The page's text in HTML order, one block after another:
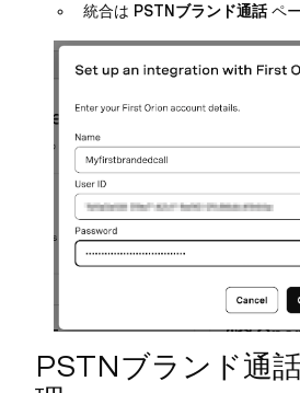
統合は PSTNブランド通話ペ
PSTNブランド通